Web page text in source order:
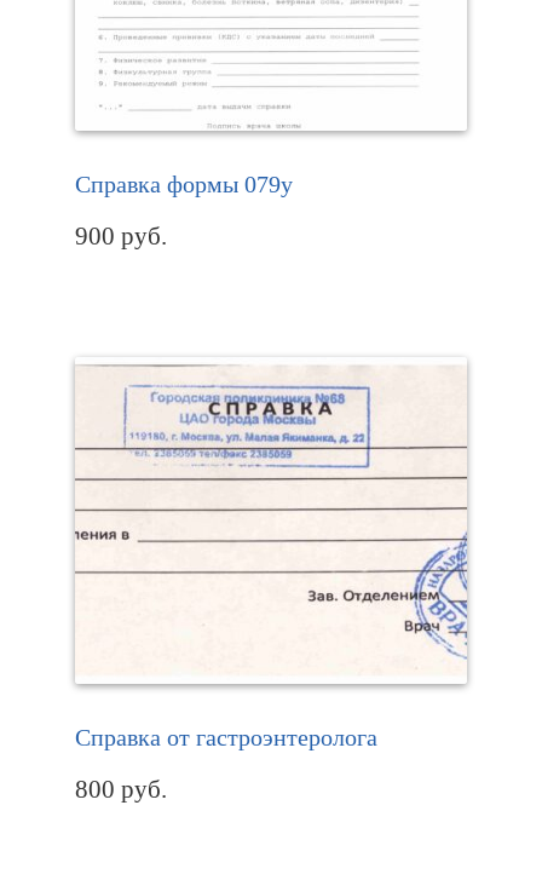
Справка формы 079у
900 руб.
Справка от гастроэнтеролога
800 руб.